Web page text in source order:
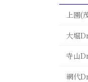
上園(
大堀
寺山
網代